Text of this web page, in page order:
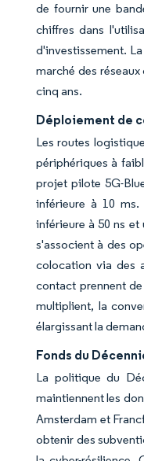
de fournir une
chiffres dans
d'investissement.
marché des
cinq ans.
Déploiement de
Les routes
périphériques à
projet pilote 5G-
inférieure à 10
inférieure à 50 ns
s'associent à des
colocation via des
contact prennent
multiplient, la
élargissant la
Fonds du
La politique du
maintiennent les
Amsterdam et
obtenir des